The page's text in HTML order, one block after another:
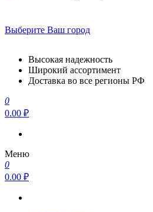
Выберите Ваш город
Высокая надежность
Широкий ассортимент
Доставка во все регионы РФ
0
0.00 ₽
Меню
0
0.00 ₽